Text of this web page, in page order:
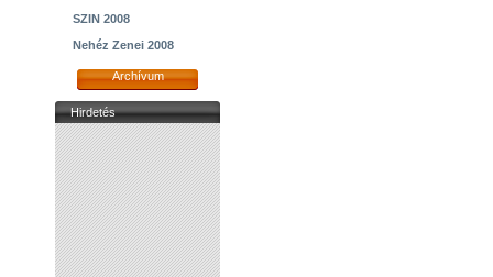
SZIN 2008
Nehéz Zenei 2008
Archívum
Hirdetés